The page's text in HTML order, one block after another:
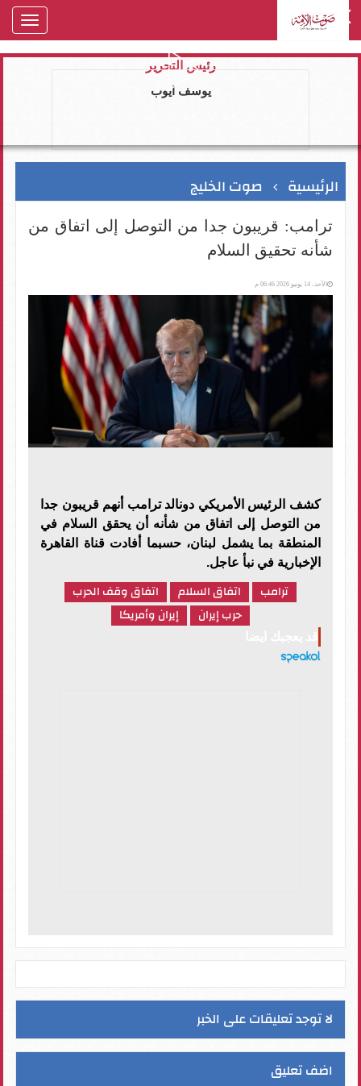
رئيس التحرير
يوسف ايوب
الرئيسية صوت الخليج
ترامب: قريبون جدا من التوصل إلى اتفاق من
شأنه تحقيق السلام
الأحد، 14 يونيو 2026 06:46 م
كشف الرئيس الأمريكي دونالد ترامب أنهم قريبون جدا
من التوصل إلى اتفاق من شأنه أن يحقق السلام في
المنطقة بما يشمل لبنان، حسبما أفادت قناة القاهرة
الإخبارية في نبأ عاجل.
ترامب اتفاق السلام
اتفاق وقف الحرب
حرب إيران
إيران وأمريكا
لا توجد تعليقات على الخبر
اضف تعليق